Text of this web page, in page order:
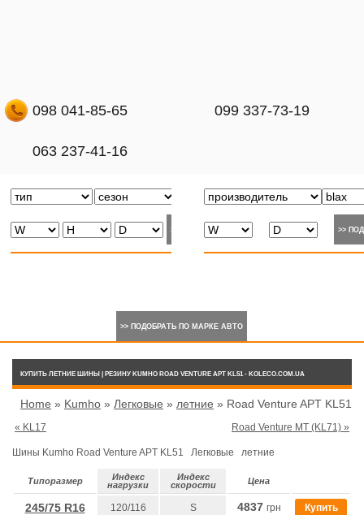
098 041-85-65 099 337-73-19
063 237-41-16
>> ПОДОБРАТЬ ПО МАРКЕ АВТО
КУПИТЬ ЛЕТНИЕ ШИНЫ | РЕЗИНУ KUMHO ROAD VENTURE APT KL51 - KOLECO.COM.UA
Home » Kumho » Легковые » летние » Road Venture APT KL51
« KL17 Road Venture MT (KL71) »
Шины Kumho Road Venture APT KL51 Легковые летние
Типоразмер
Индекс
нагрузки
Индекс
скорости
Цена
245/75 R16 120/116 S 4837 грн Купить